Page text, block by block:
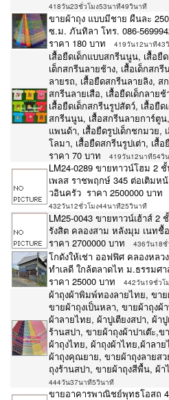
418วัน23ชั่วโมง53นาที49วินาที
ขายผ้าถุง แบบมีชาย ผืนละ
ซ.ม. ภันทิลา โทร. 086-
ราคา 180 บาท
419วัน12นาที43
เสื้อยืดเด็กแบบสกรีนนูน, เสื้อยื
เด็กสกรีนลายช้าง, เสื้อเด็กสก
ลายรถ, เสื้อยืดสกรีนลายลิง, ส
สกรีนลายเสือ, เสื้อยืดเด็กลาย
เสื้อยืดเด็กสกรีนรูปสัตว์, เสื้อยืด
สกรีนนูน, เสื้อสกรีนลายการ์ตู
แพนด้า, เสื้อยืดรูปเด็กชกมวย,
โลมา, เสื้อยืดสกรีนรูปเต่า, เสื้อ
ราคา 70 บาท
419วัน12นาที54วิ
LM24-0289 ขายทาวน์โฮม 2
เพลส ราชพฤกษ์ 345 ต่อเติมห
วอินครัว ราคา 2500000 บาท
432วัน12ชั่วโมง44นาที25วินาที
LM25-0043 ขายทาวน์เฮ้าส์ 2
รังสิต คลองสาม หลังมุม เนทชื้
ราคา 2700000 บาท
436วัน18
โกดังให้เช่า ออฟฟิศ คลองหล
ทำเลดี ใกล้ตลาดไท ม.ธรรมศ
ราคา 25000 บาท
442วัน19ชั่วโ
ผ้าถุงผ้าพิมพ์ทองลายไทย, ขา
ขายผ้าถุงเป็นหลา, ขายผ้าถุง
ผ้าลายไทย, ผ้าปูเตียงสปา, ผ้า
ร้านสปา, ขายผ้าถุงผ้าปาเต๊ะ,
ผ้าถุงไทย, ผ้าถุงผ้าไทย,ผ้าลา
ผ้าถุงคุณยาย, ขายผ้าถุงลายส
ถุงร้านสปา, ขายผ้าถุงสีพื้น, ผ้
444วัน37นาที5วินาที
ขายอาคารพาณิชย์พุทธโอสถ